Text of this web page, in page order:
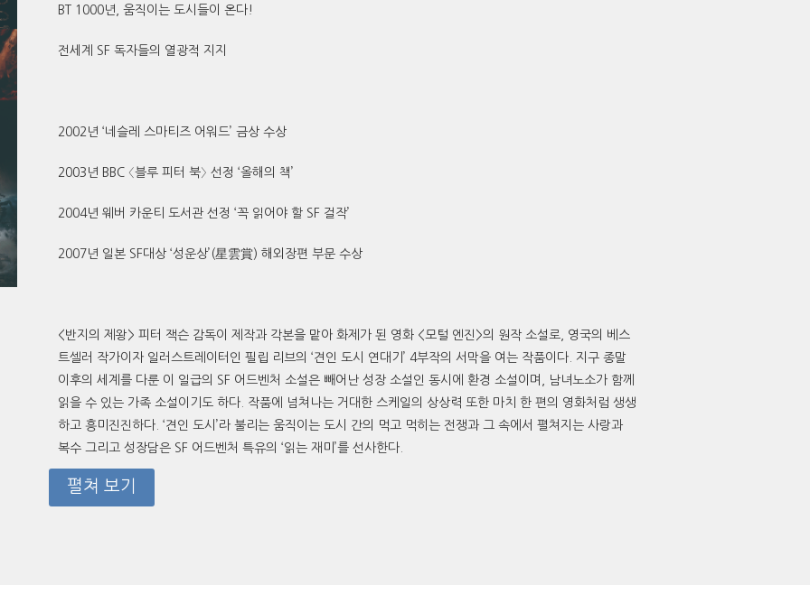
BT 1000년, 움직이는 도시들이 온다!
전세계 SF 독자들의 열광적 지지
2002년 ‘네슬레 스마티즈 어워드’ 금상 수상
2003년 BBC 〈블루 피터 북〉 선정 ‘올해의 책’
2004년 웨버 카운티 도서관 선정 ‘꼭 읽어야 할 SF 걸작’
2007년 일본 SF대상 ‘성운상’(星雲賞) 해외장편 부문 수상
<반지의 제왕> 피터 잭슨 감독이 제작과 각본을 맡아 화제가 된 영화 <모털 엔진>의 원작 소설로, 영국의 베스
트셀러 작가이자 일러스트레이터인 필립 리브의 ‘견인 도시 연대기’ 4부작의 서막을 여는 작품이다. 지구 종말
이후의 세계를 다룬 이 일급의 SF 어드벤처 소설은 빼어난 성장 소설인 동시에 환경 소설이며, 남녀노소가 함께
읽을 수 있는 가족 소설이기도 하다. 작품에 넘쳐나는 거대한 스케일의 상상력 또한 마치 한 편의 영화처럼 생생
하고 흥미진진하다. ‘견인 도시’라 불리는 움직이는 도시 간의 먹고 먹히는 전쟁과 그 속에서 펼쳐지는 사랑과
복수 그리고 성장담은 SF 어드벤처 특유의 ‘읽는 재미’를 선사한다.
펼쳐 보기